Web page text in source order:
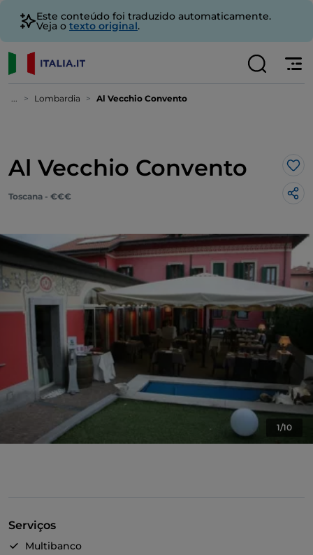
Este conteúdo foi traduzido automaticamente.
Veja o texto original.
... Lombardia Al Vecchio Convento
Al Vecchio Convento
Toscana - €€€
1/10
Serviços
Multibanco